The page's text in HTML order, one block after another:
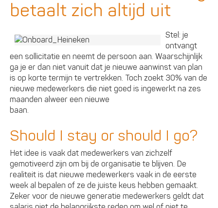
betaalt zich altijd uit
Stel: je
ontvangt
een sollicitatie en neemt de persoon aan. Waarschijnlijk
ga je er dan niet vanuit dat je nieuwe aanwinst van plan
is op korte termijn te vertrekken. Toch zoekt 30% van de
nieuwe medewerkers die niet goed is ingewerkt na zes
maanden alweer een nieuwe
baan.
Should I stay or should I go?
Het idee is vaak dat medewerkers van zichzelf
gemotiveerd zijn om bij de organisatie te blijven. De
realiteit is dat nieuwe medewerkers vaak in de eerste
week al bepalen of ze de juiste keus hebben gemaakt.
Zeker voor de nieuwe generatie medewerkers geldt dat